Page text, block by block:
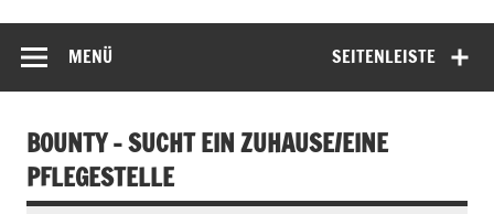
SEITENLEISTE
MENÜ
BOUNTY – SUCHT EIN ZUHAUSE/EINE
PFLEGESTELLE